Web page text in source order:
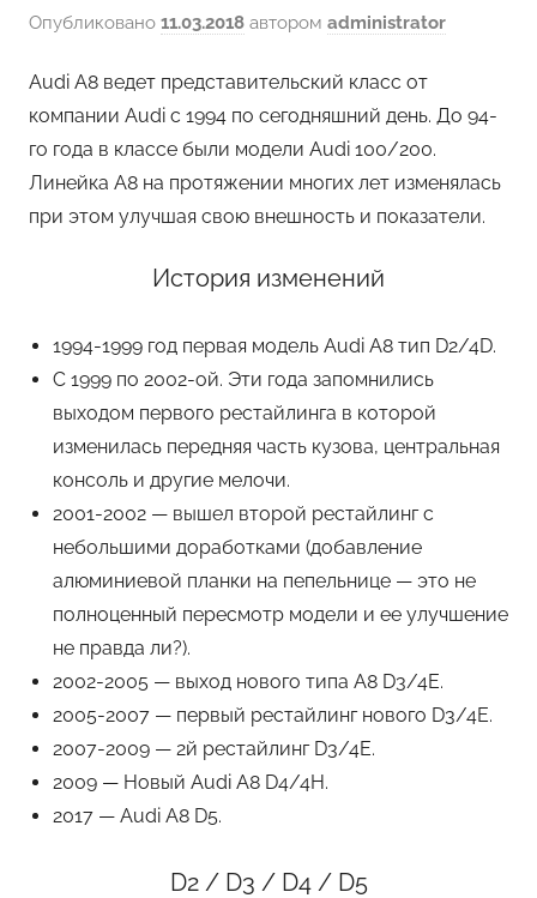
Опубликовано 11.03.2018 автором administrator
Audi A8 ведет представительский класс от
компании Audi с 1994 по сегодняшний день. До 94-
го года в классе были модели Audi 100/200.
Линейка A8 на протяжении многих лет изменялась
при этом улучшая свою внешность и показатели.
История изменений
1994-1999 год первая модель Audi A8 тип D2/4D.
С 1999 по 2002-ой. Эти года запомнились
выходом первого рестайлинга в которой
изменилась передняя часть кузова, центральная
консоль и другие мелочи.
2001-2002 — вышел второй рестайлинг с
небольшими доработками (добавление
алюминиевой планки на пепельнице — это не
полноценный пересмотр модели и ее улучшение
не правда ли?).
2002-2005 — выход нового типа A8 D3/4E.
2005-2007 — первый рестайлинг нового D3/4E.
2007-2009 — 2й рестайлинг D3/4E.
2009 — Новый Audi A8 D4/4H.
2017 — Audi A8 D5.
D2 / D3 / D4 / D5